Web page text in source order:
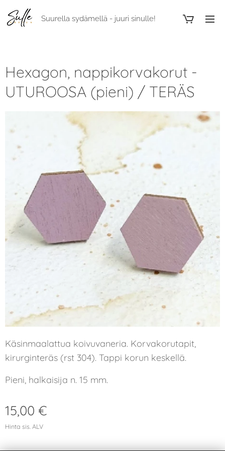
Suurella sydämellä - juuri sinulle!
Hexagon, nappikorvakorut -
UTUROOSA (pieni) / TERÄS
Käsinmaalattua koivuvaneria. Korvakorutapit,
kirurginteräs (rst 304). Tappi korun keskellä.
Pieni, halkaisija n. 15 mm.
15,00 €
Hinta sis. ALV